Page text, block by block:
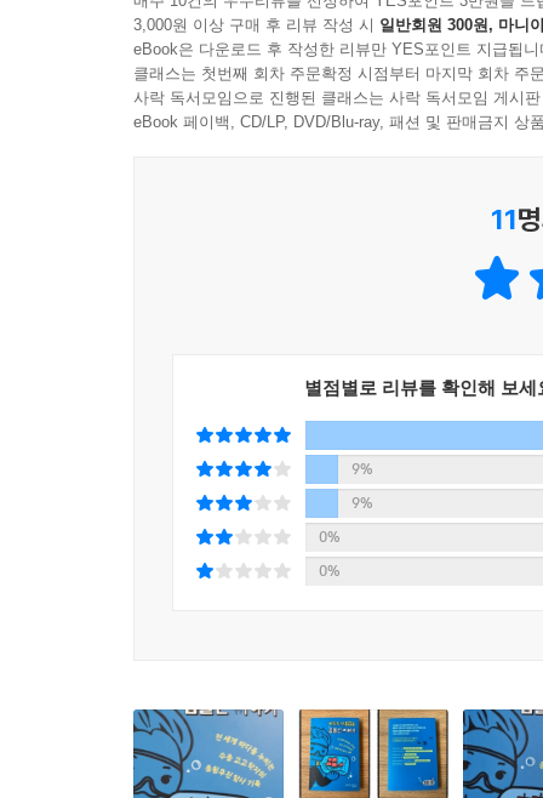
체중이 느는 편이다. 푸르니섬 프로젝트에서는 5
날에는 발굴 작업 중에 시간이 비는 그리스인 팀
그런데 이게 또 별미다! 그래서 평소보다 음식을
하러 온 건지 헷갈릴 정도다. 분위기가 무르익으
푸짐한 저녁 식사가 준비되어 있다.
‘수중 발굴 첫 경험을 여기서 하는구나.’ 그런데
다. 강 표면에는 누리끼리한 색의 기포가 피어올
다. 팔을 앞으로 뻗으면 손가락 끝이 보이지 않을
사 중에 쥐나 두더지로 보이는 동물의 사체가 둥
수중 고고학 프로젝트는 수질과는 무관하다. 그곳
여기서 크리스처니스 퀸투스호의 역사 자료를 떠
어내린 게 아니다. 사소한 말처럼 보이지만 매우
다는 시대적 배경을 고려해야 한다. 학교에서 수
위함이었다면 크리스처니스 퀸투스호의 역사 자
니스 퀸투스호와 프리데리커스 쿼터스호일 가능성
가지고 있다. 이런 기능을 익힌 수중 고고학자는
밝혀내는 탐정인 셈이다.
프로야구 선수를 꿈꾸던 소년,
꿈이었다. 대학 야구 명문인 호세이대학교에 진
결국 저자는 영어 실력도 고고학 지식도 형편없
우선 영어부터 배우기 위해 텍사스A&M대학교의
몰라 손짓 발짓까지 동원해 간신히 접수를 마
도망치듯 나오기도 한다. 유학 생활이 반년 지났
끝에 텍사스A&M대학교 ‘선박 고고학 프로그램
매력적이고 흥미진진한
침몰선 유적 발굴의 세계
3,000원 이상 구매 후 리뷰 작성 시 일반회원 300원, 마니
eBook은 다운로드 후 작성한 리뷰만 YES포인트 지급됩니
클래스는 첫번째 회차 주문확정 시점부터 마지막 회차 주
사락 독서모임으로 진행된 클래스는 사락 독서모임 게시
eBook 페이백, CD/LP, DVD/Blu-ray, 패션 및 판매금지 상
11
별점별로 리뷰를 확인해 보세
9%
9%
0%
0%